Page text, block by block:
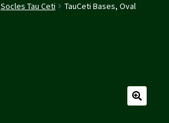
Socles Tau Ceti
TauCeti Bases, Oval